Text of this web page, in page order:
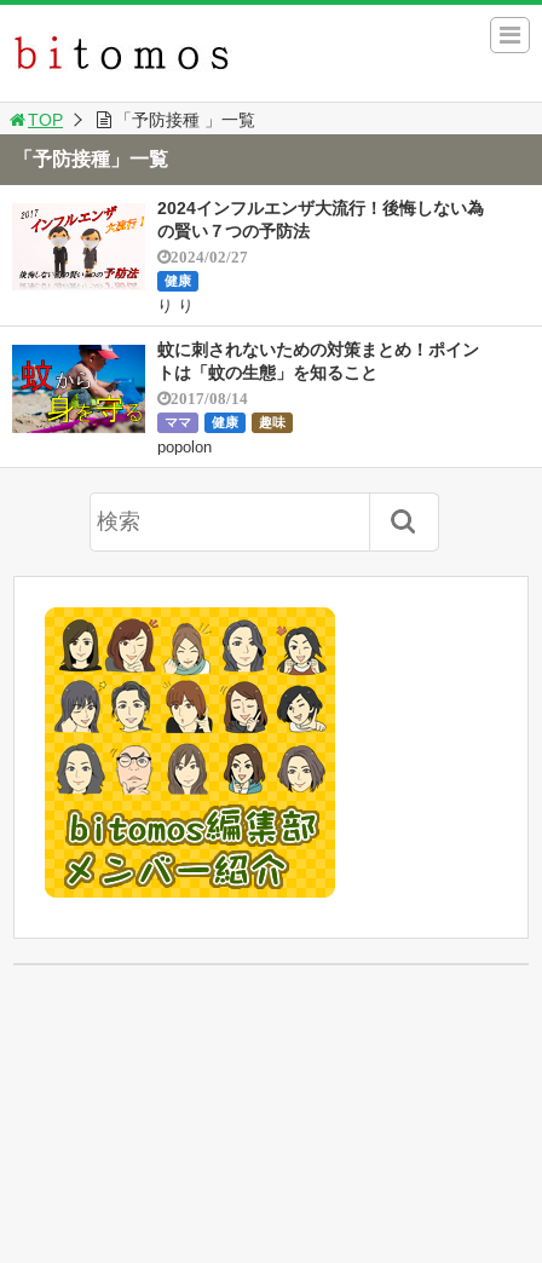
TOP 「予防接種 」一覧
「予防接種」一覧
2024インフルエンザ大流行！後悔しない為
の賢い７つの予防法
2024/02/27
健康
り り
蚊に刺されないための対策まとめ！ポイン
トは「蚊の生態」を知ること
2017/08/14
ママ 健康 趣味
popolon